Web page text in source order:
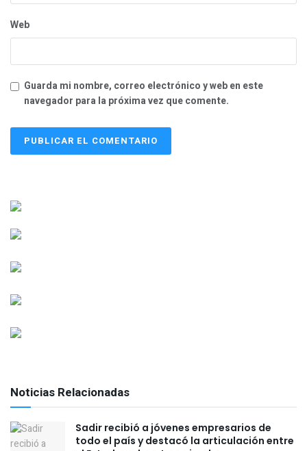
Web
Guarda mi nombre, correo electrónico y web en este
navegador para la próxima vez que comente.
Noticias Relacionadas
Sadir recibió a jóvenes empresarios de
todo el país y destacó la articulación entre